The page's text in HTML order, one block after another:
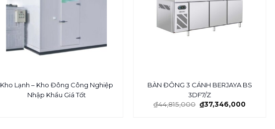
Kho Lạnh – Kho Đông Công Nghiệp
Nhập Khẩu Giá Tốt
BÀN ĐÔNG 3 CÁNH BERJAYA BS
3DF7/Z
₫44,815,000 ₫37,346,000